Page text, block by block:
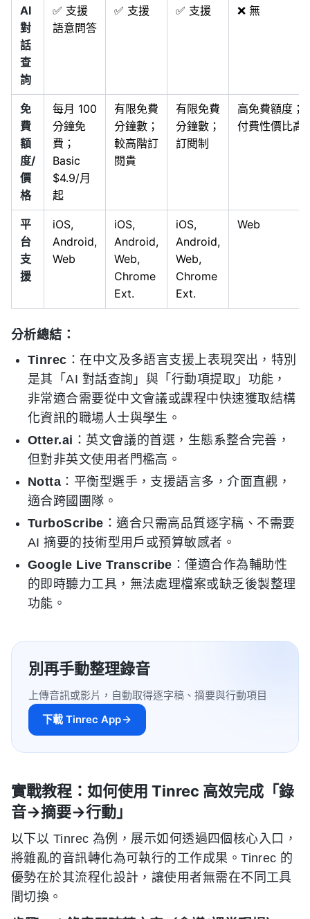
AI
對
話
查
詢
✅ 支援
語意問答
✅ 支援 ✅ 支援 ❌ 無
免
費
額
度/
價
格
每月 100
分鐘免
費；
Basic
$4.9/月
起
有限免費
分鐘數；
較高階訂
閱貴
有限免費
分鐘數；
訂閱制
高免費額度；
付費性價比高
平
台
支
援
iOS,
Android,
Web
iOS,
Android,
Web,
Chrome
Ext.
iOS,
Android,
Web,
Chrome
Ext.
Web
分析總結：
Tinrec ：在中文及多語言支援上表現突出，特別
是其「AI 對話查詢」與「行動項提取」功能，
非常適合需要從中文會議或課程中快速獲取結構
化資訊的職場人士與學生。
Otter.ai ：英文會議的首選，生態系整合完善，
但對非英文使用者門檻高。
Notta ：平衡型選手，支援語言多，介面直觀，
適合跨國團隊。
TurboScribe ：適合只需高品質逐字稿、不需要
AI 摘要的技術型用戶或預算敏感者。
Google Live Transcribe ：僅適合作為輔助性
的即時聽力工具，無法處理檔案或缺乏後製整理
功能。
別再手動整理錄音
上傳音訊或影片，自動取得逐字稿、摘要與行動項目
下載 Tinrec App
實戰教程：如何使用 Tinrec 高效完成「錄
音→摘要→行動」
以下以 Tinrec 為例，展示如何透過四個核心入口，
將雜亂的音訊轉化為可執行的工作成果。Tinrec 的
優勢在於其流程化設計，讓使用者無需在不同工具
間切換。